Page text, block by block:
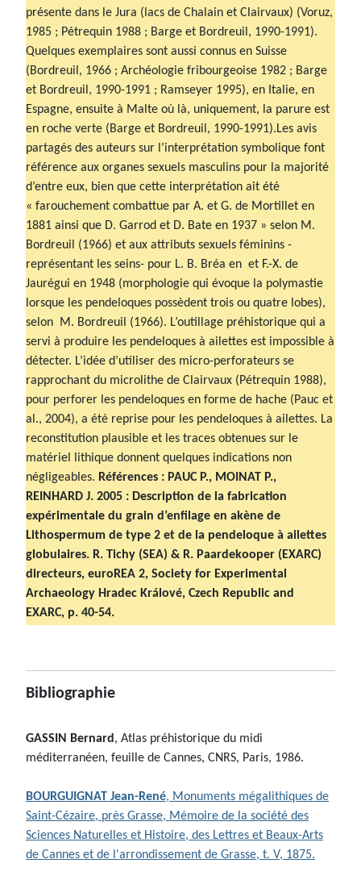
présente dans le Jura (lacs de Chalain et Clairvaux) (Voruz,
1985 ; Pétrequin 1988 ; Barge et Bordreuil, 1990-1991).
Quelques exemplaires sont aussi connus en Suisse
(Bordreuil, 1966 ; Archéologie fribourgeoise 1982 ; Barge
et Bordreuil, 1990-1991 ; Ramseyer 1995), en Italie, en
Espagne, ensuite à Malte où là, uniquement, la parure est
en roche verte (Barge et Bordreuil, 1990-1991).Les avis
partagés des auteurs sur l’interprétation symbolique font
référence aux organes sexuels masculins pour la majorité
d’entre eux, bien que cette interprétation ait été
« farouchement combattue par A. et G. de Mortillet en
1881 ainsi que D. Garrod et D. Bate en 1937 » selon M.
Bordreuil (1966) et aux attributs sexuels féminins -
représentant les seins- pour L. B. Bréa en et F.-X. de
Jaurégui en 1948 (morphologie qui évoque la polymastie
lorsque les pendeloques possèdent trois ou quatre lobes),
selon M. Bordreuil (1966). L’outillage préhistorique qui a
servi à produire les pendeloques à ailettes est impossible à
détecter. L’idée d’utiliser des micro-perforateurs se
rapprochant du microlithe de Clairvaux (Pétrequin 1988),
pour perforer les pendeloques en forme de hache (Pauc et
al., 2004), a été reprise pour les pendeloques à ailettes. La
reconstitution plausible et les traces obtenues sur le
matériel lithique donnent quelques indications non
négligeables. Références : PAUC P., MOINAT P.,
REINHARD J. 2005 : Description de la fabrication
expérimentale du grain d’enfilage en akène de
Lithospermum de type 2 et de la pendeloque à ailettes
globulaires. R. Tichy (SEA) & R. Paardekooper (EXARC)
directeurs, euroREA 2, Society for Experimental
Archaeology Hradec Králové, Czech Republic and
EXARC, p. 40-54.
Bibliographie
GASSIN Bernard, Atlas préhistorique du midi
méditerranéen, feuille de Cannes, CNRS, Paris, 1986.
BOURGUIGNAT Jean-René, Monuments mégalithiques de
Saint-Cézaire, près Grasse, Mémoire de la société des
Sciences Naturelles et Histoire, des Lettres et Beaux-Arts
de Cannes et de l'arrondissement de Grasse, t. V, 1875.